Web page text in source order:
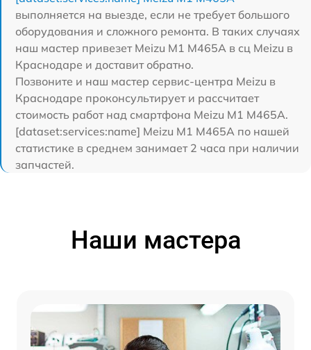
выполняется на выезде, если не требует большого
оборудования и сложного ремонта. В таких случаях
наш мастер привезет Meizu M1 M465A в сц Meizu в
Краснодаре и доставит обратно.
Позвоните и наш мастер сервис-центра Meizu в
Краснодаре проконсультирует и рассчитает
стоимость работ над смартфона Meizu M1 M465A.
[dataset:services:name] Meizu M1 M465A по нашей
статистике в среднем занимает 2 часа при наличии
запчастей.
Наши мастера